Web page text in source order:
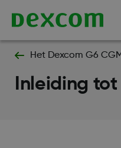
Het Dexcom G6
Inleiding tot